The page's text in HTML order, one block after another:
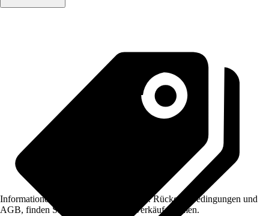
Informationen des Verkäufers, wie z. B. Rückgabebedingungen und
AGB, finden Sie bei Klick auf den Verkäufernamen.